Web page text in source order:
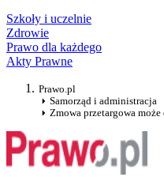
Szkoły i uczelnie
Zdrowie
Prawo dla każdego
Akty Prawne
Prawo.pl
Samorząd i administracja
Zmowa przetargowa